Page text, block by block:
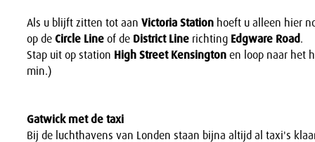
Als u blijft zitten tot aan Victoria Stationhoeft u alleen hier
op deCircle Lineof de District Linerichting Edgware Road.
Stap uit op station High Street Kensingtonen loop naar het
min.)
Gatwick met de taxi
Bij de luchthavens van Londen staan bijna altijd al taxi's